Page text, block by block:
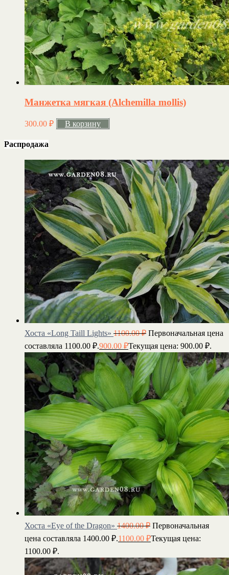
Манжетка мягкая (Alchemilla mollis)
300.00 ₽ В корзину
Распродажа
Хоста «Long Taill Lights» 1100.00₽ Первоначальная цена
составляла 1100.00 ₽.900.00 ₽Текущая цена: 900.00 ₽.
Хоста «Eye of the Dragon» 1400.00₽ Первоначальная
цена составляла 1400.00 ₽.1100.00 ₽Текущая цена:
1100.00 ₽.